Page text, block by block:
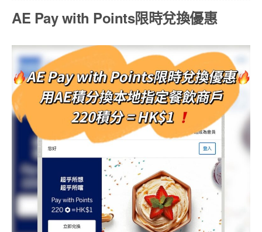
AE Pay with Points限時兌換優惠